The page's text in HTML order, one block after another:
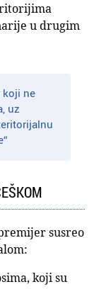
u drugim
koji ne
uz
susreo
koji su